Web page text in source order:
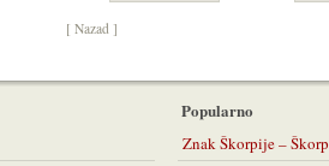
[ Nazad ]
Popularno
Znak Škorpije –